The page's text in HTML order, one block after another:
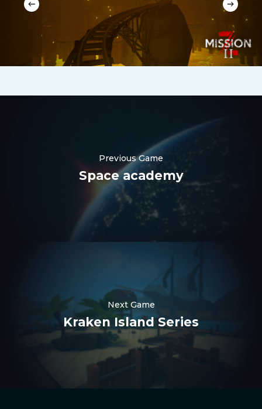
Previous Game
Space academy
Next Game
Kraken Island Series
हिन्दी